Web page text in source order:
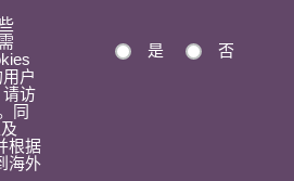
户
访
同
根据
海外
是 否